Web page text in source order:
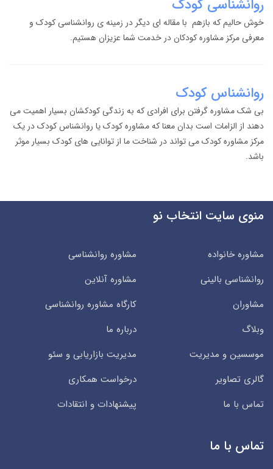
روانشناسی کودک
خوش حالیم که بازهم با مقاله ای دیگر در زمینه ی روانشناسی کودک و
معرفی مرکز مشاوره کودکان در خدمت شما عزیزان هستیم.
روانشناس کودک
بی شک مشاوره گرفتن برای افرادی که به زندگی کودکشان بسیار اهمیت می
دهند از الزامات است بدان معنا که مشاوره کودک یا روانشناس کودک در یک
مرکز مشاوره کودک می تواند در شناخت ما از توانایی های کودک بسیار موثر
باشد.
منوی سایت انتخاب نو
مشاوره خانواده
مشاوره روانشناسی
روانشناسی بالینی
مشاوره آنلاین
مشاوران
کارگاه مشاوره روانشناسی
وبلاگ
درباره ما
موسسین و مدیریت
مدیریت بازاریابی و سئو
گالری تصاویر
درخواست همکاری
تماس با ما
پیشنهادات و انتقادات
تماس با ما